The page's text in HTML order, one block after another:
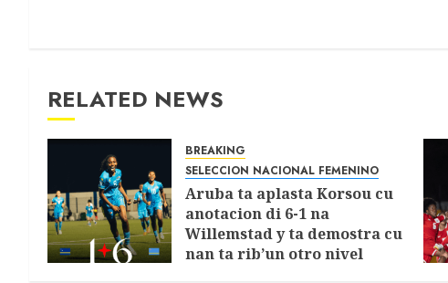
RELATED NEWS
BREAKING
SELECCION NACIONAL FEMENINO
Aruba ta aplasta Korsou cu
anotacion di 6-1 na
Willemstad y ta demostra cu
nan ta rib’un otro nivel